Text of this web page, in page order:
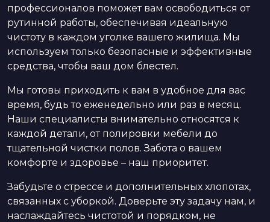
профессионалов поможет вам освободиться от
рутинной работы, обеспечивая идеальную
чистоту в каждом уголке вашего жилища. Мы
используем только безопасные и эффективные
средства, чтобы ваш дом блестел.
Мы готовы приходить к вам в удобное для вас
время, будь то еженедельно или раз в месяц.
Наши специалисты внимательно относятся к
каждой детали, от полировки мебели до
тщательной чистки полов. Забота о вашем
комфорте и здоровье – наш приоритет.
Забудьте о стрессе и дополнительных хлопотах,
связанных с уборкой. Доверьте эту задачу нам, и
наслаждайтесь чистотой и порядком, не